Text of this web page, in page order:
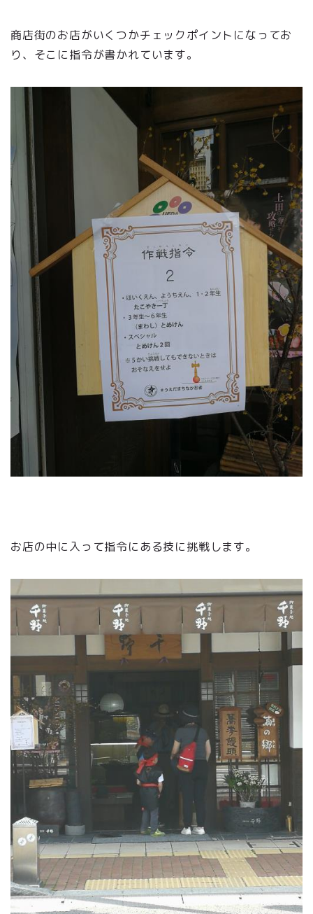
商店街のお店がいくつかチェックポイントになってお
り、そこに指令が書かれています。
お店の中に入って指令にある技に挑戦します。